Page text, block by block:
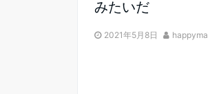
みたいだ
2021年5月8日